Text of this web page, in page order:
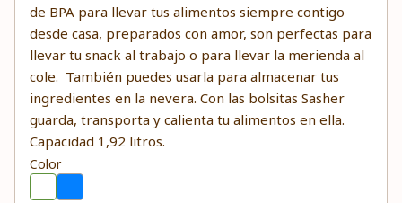
de BPA para llevar tus alimentos siempre contigo
desde casa, preparados con amor, son perfectas para
llevar tu snack al trabajo o para llevar la merienda al
cole. También puedes usarla para almacenar tus
ingredientes en la nevera. Con las bolsitas Sasher
guarda, transporta y calienta tu alimentos en ella.
Capacidad 1,92 litros.
Color